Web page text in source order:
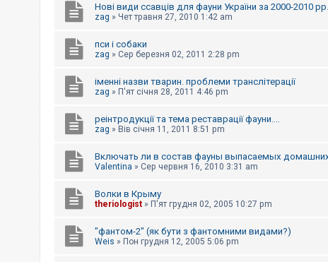
Нові види ссавців для фауни України за 2000-2010 рр.
zag » Чет травня 27, 2010 1:42 am
пси і собаки
zag » Сер березня 02, 2011 2:28 pm
іменні назви тварин. проблеми транслітерації
zag » П'ят січня 28, 2011 4:46 pm
реінтродукції та тема реставрації фауни....
zag » Вів січня 11, 2011 8:51 pm
Включать ли в состав фауны выпасаемых
Valentina » Сер червня 16, 2010 3:31 am
Волки в Крыму
theriologist » П'ят грудня 02, 2005 10:27 pm
"фантом-2" (як бути з фантомними видами?)
Weis » Пон грудня 12, 2005 5:06 pm